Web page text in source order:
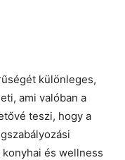
különleges,
ami valóban a
teszi, hogy a
és wellness